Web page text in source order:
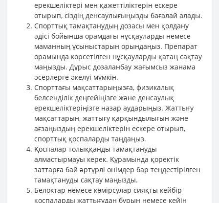
ерекшеліктері мен қажеттіліктерін ескере
отырып, сіздің денсаулығыңызды бағалай алады.
Спорттық тамақтанудың дозасы мен қолдану
әдісі бойынша орамдағы нұсқауларды немесе
маманның ұсыныстарын орындаңыз. Препарат
орамында көрсетілген нұсқауларды қатаң сақтау
маңызды. Дұрыс дозаланбау жағымсыз жанама
әсерлерге әкелуі мүмкін.
Спорттағы мақсаттарыңызға, физикалық
белсенділік деңгейіңізге және денсаулық
ерекшеліктеріңізге назар аударыңыз. Жаттығу
мақсаттарын, жаттығу қарқындылығын және
ағзаңыздың ерекшеліктерін ескере отырып,
спорттық қоспаларды таңдаңыз.
Қоспалар толыққанды тамақтануды
алмастырмауы керек. Құрамында қоректік
заттарға бай әртүрлі өнімдер бар теңдестірілген
тамақтануды сақтау маңызды.
Белоктар немесе көмірсулар сияқты кейбір
қоспаларды жаттығудан бұрын немесе кейін